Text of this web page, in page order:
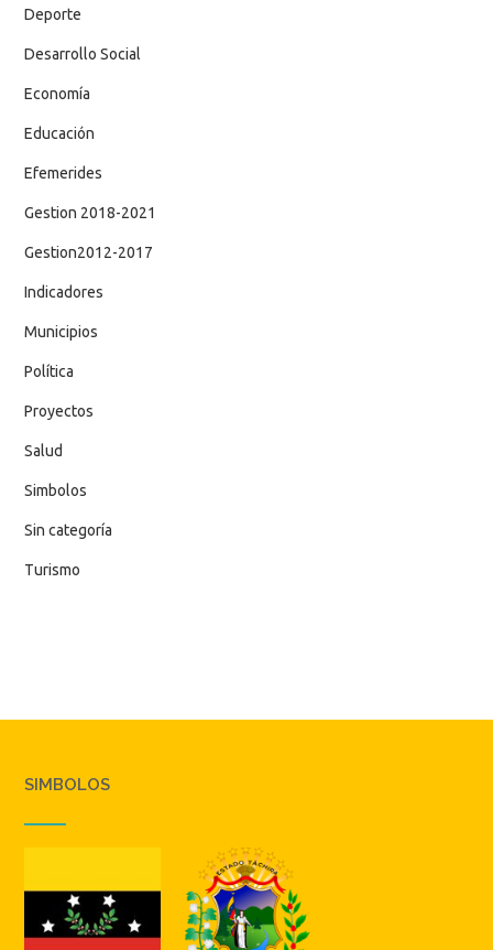
Deporte
Desarrollo Social
Economía
Educación
Efemerides
Gestion 2018-2021
Gestion2012-2017
Indicadores
Municipios
Política
Proyectos
Salud
Simbolos
Sin categoría
Turismo
SIMBOLOS